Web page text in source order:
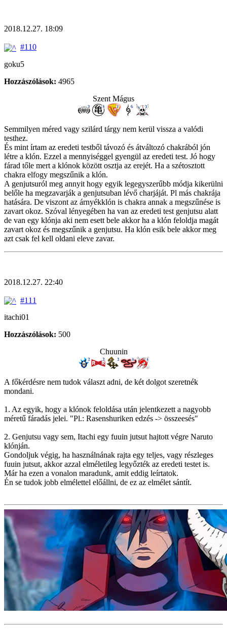
2018.12.27. 18:09
#110
goku5
Hozzászólások: 4965
Szent Mágus
Semmilyen méred vagy szilárd tárgy nem kerül vissza a valódi
testhez.
És mint írtam az eredeti testből távozó és átváltozó chakrából jón
létre a klón. Ezzel a mennyiséggel gyengül az eredeti test. Jó hogy
fárad tőle mert a klónok között osztja az erejét. Ha a szétosztott
chakra elfogy megszűnik a klón.
A genjutsuról meg annyit hogy egyik legegyszerűbb módja kikerülni
belőle ha megzavarják a genjutsuban lévő charjáját. Pl más chakrája
hatására. De viszont az árnyékklón is chakra annak a megszűnése is
zavart okoz. Szóval lényegében ha van az eredeti test genjutsu alatt
de van egy klónja aki nem esett bele akkor ha a klón feloldja magát
zavart okoz és megszűnik a genjutsu. Ha klón esik bele akkor meg
azt csak fel kell oldani eleve zavar.
2018.12.27. 22:40
#111
itachi01
Hozzászólások: 500
Chuunin
A főkérdésre nem tudok választ adni, de két dolgot szeretnék
mondani.
1. Az egyik, hogy a klónok feloldása után jelentkezett a nagyobb
méretű fáradás jelei. "Pl.: Rasenshuriken edzés -> összeesés"
2. Genjutsu vagy sem, Itachi egy fuuin jutsut hajtott végre Naruto
klónján.
Gondoljuk végig, ha használnának rajta egy teljes, vagy részleges
fuuin jutsut, akkor azzal elméletileg legyőzték az eredeti testet is.
Már ha ezen a vonalon maradunk, amit eddig leírtatok.
Én se tudok jobb elmélettel előállni, de ez az elmélet sántít.